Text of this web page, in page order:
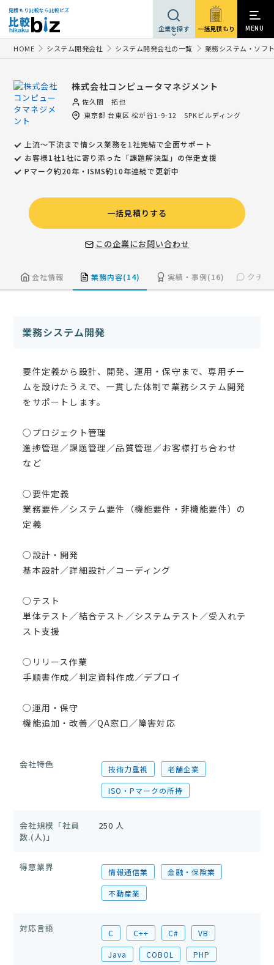
見積もり比較なら比較ビズ
企業を探す 一括見積もり MENU
HOME システム開発会社 システム開発会社の一覧 業務システム・ソフ
株式会社コンピュータマネジメント
佐久間 拓也
東京都 台東区 松が谷1-9-12 SPKビルディング
上流～下流まで情シス業務を1社完結で全面サポート
お客様1社1社に寄り添った「課題解決型」の伴走支援
Pマーク約20年・ISMS約10年連続で更新中
一括見積りする
この企業にお問い合わせ
会社情報 業務内容(14) 実績・事例(16) クチ
業務システム開発
要件定義から設計、開発、運用・保守まで、専用チー
ムを設けたうえで、一貫した体制で業務システム開発
をサポートします。
○プロジェクト管理
進捗管理／課題管理／品質管理／お客様打ち合わせ
など
○要件定義
業務要件／システム要件（機能要件・非機能要件）の
定義
○設計・開発
基本設計／詳細設計／コーディング
○テスト
単体テスト／結合テスト／システムテスト／受入れテ
スト支援
○リリース作業
手順書作成／判定資料作成／デプロイ
○運用・保守
機能追加・改善／QA窓口／障害対応
会社特色 技術力重視 老舗企業
ISO・Pマークの所持
会社規模「社員
数.(人)」
250 人
得意業界 情報通信業 金融・保険業
不動産業
対応言語 C C++ C# VB
Java COBOL PHP